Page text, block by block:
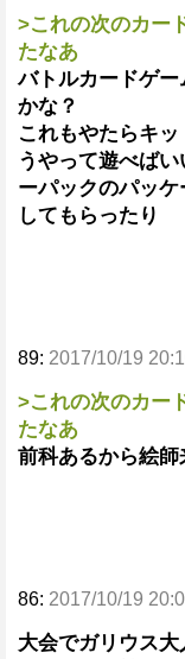
>これの次のカー
たなあ
バトルカードゲ
かな？
これもやたらキ
うやって遊べば
ーパックのパッ
してもらったり
89: 2017/10/19
>これの次のカー
たなあ
前科あるから絵
86: 2017/10/19
大会でガリウス